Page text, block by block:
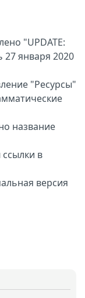
"UPDATE:
27 января 2020
"Ресурсы"
название
в
версия